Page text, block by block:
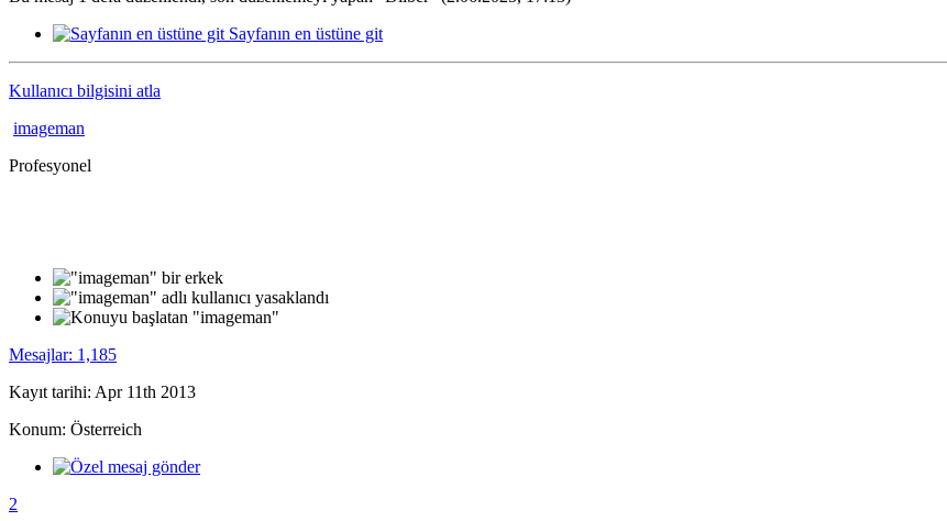
Sayfanın en üstüne git
Kullanıcı bilgisini atla
imageman
Profesyonel
Mesajlar: 1,185
Kayıt tarihi: Apr 11th 2013
Konum: Österreich
2